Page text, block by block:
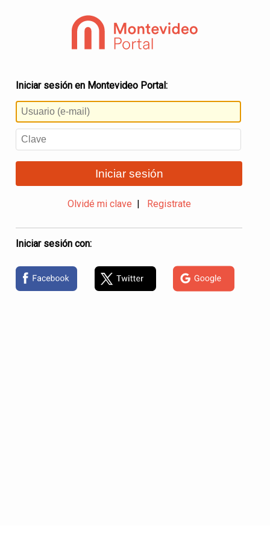
Iniciar sesión en Montevideo Portal:
Iniciar sesión
Olvidé mi clave Registrate
Iniciar sesión con: